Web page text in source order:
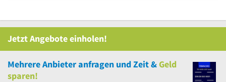
Jetzt Angebote einholen!
MehrereAnbieter anfragen und Zeit &Geld
sparen!